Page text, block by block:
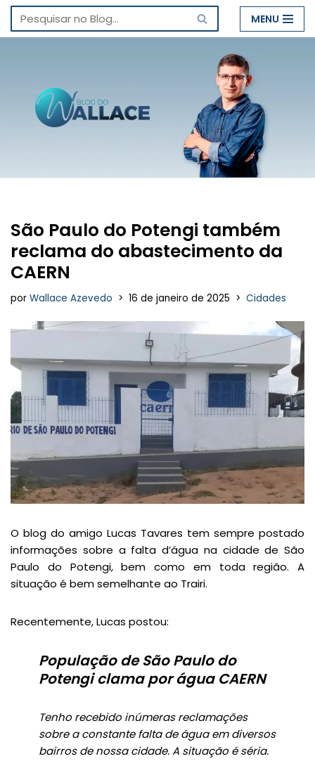
Pular
conteúdo
MENU
São Paulo do Potengi também
reclama do abastecimento da
CAERN
por Wallace Azevedo 16 de janeiro de 2025 Cidades
O blog do amigo Lucas Tavares tem sempre postado
informações sobre a falta d’água na cidade de São
Paulo do Potengi, bem como em toda região. A
situação é bem semelhante ao Trairi.
Recentemente, Lucas postou:
População de São Paulo do
Potengi clama por água CAERN
Tenho recebido inúmeras reclamações
sobre a constante falta de água em diversos
bairros de nossa cidade. A situação é séria.